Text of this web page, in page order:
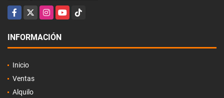
Facebook
X InstagramYouTubeTikTok
INFORMACIÓN
Inicio
Ventas
Alquilo